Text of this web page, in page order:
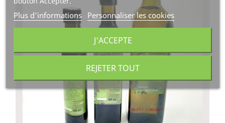
Plus d'informations Personnaliser les cookies
REJETER TOUT
J'ACCEPTE